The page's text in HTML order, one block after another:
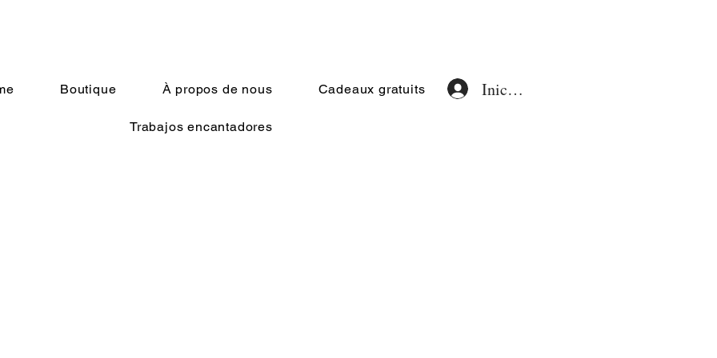
Boutique À propos de nous Cadeaux gratuits
Trabajos encantadores
Iniciar sesión